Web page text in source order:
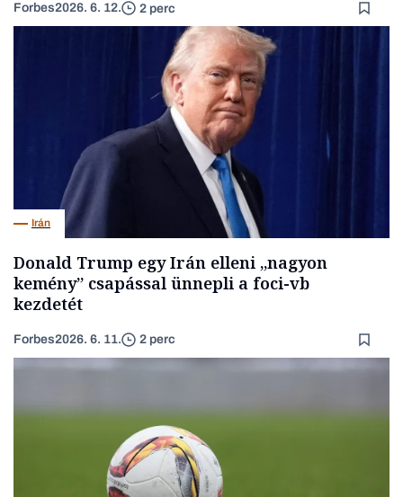
Forbes2026. 6. 12. 2 perc
Irán
Donald Trump egy Irán elleni „nagyon
kemény” csapással ünnepli a foci-vb
kezdetét
Forbes2026. 6. 11. 2 perc